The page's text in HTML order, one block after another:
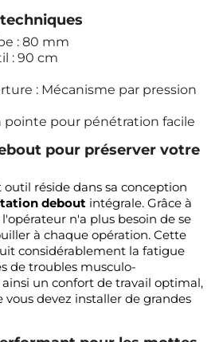
: 80 mm
: 90 cm
: Mécanisme par pression
pointe pour pénétration facile
pour préserver votre
réside dans sa conception
debout intégrale. Grâce à
n'a plus besoin de se
à chaque opération. Cette
considérablement la fatigue
de troubles musculo-
un confort de travail optimal,
vous devez installer de grandes